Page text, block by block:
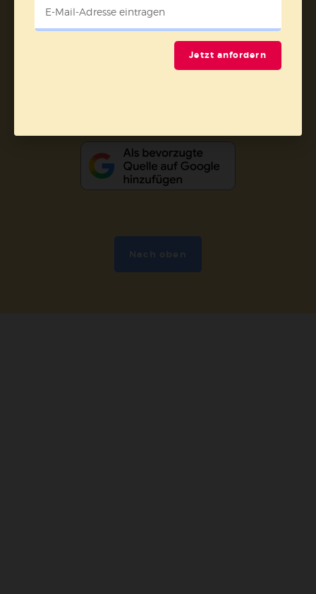
Vertrag widerrufen
Jetzt anfordern